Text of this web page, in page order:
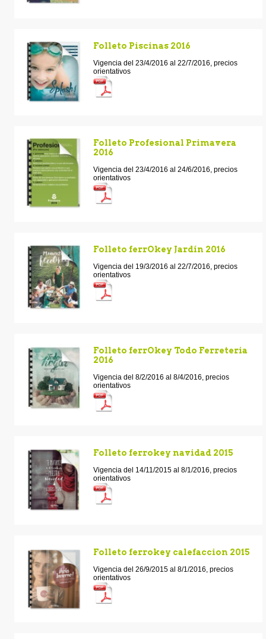
Folleto Piscinas 2016
Vigencia del 23/4/2016 al 22/7/2016, precios
orientativos
Folleto Profesional Primavera
2016
Vigencia del 23/4/2016 al 24/6/2016, precios
orientativos
Folleto ferrOkey Jardín 2016
Vigencia del 19/3/2016 al 22/7/2016, precios
orientativos
Folleto ferrOkey Todo Ferreteria
2016
Vigencia del 8/2/2016 al 8/4/2016, precios
orientativos
Folleto ferrokey navidad 2015
Vigencia del 14/11/2015 al 8/1/2016, precios
orientativos
Folleto ferrokey calefaccion 2015
Vigencia del 26/9/2015 al 8/1/2016, precios
orientativos